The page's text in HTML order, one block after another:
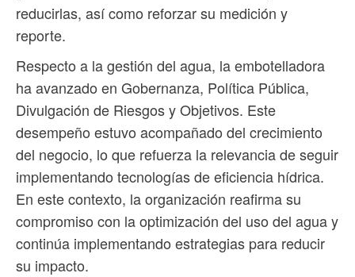
reducirlas, así como reforzar su medición y
reporte.
Respecto a la gestión del agua, la embotelladora
ha avanzado en Gobernanza, Política Pública,
Divulgación de Riesgos y Objetivos. Este
desempeño estuvo acompañado del crecimiento
del negocio, lo que refuerza la relevancia de seguir
implementando tecnologías de eficiencia hídrica.
En este contexto, la organización reafirma su
compromiso con la optimización del uso del agua y
continúa implementando estrategias para reducir
su impacto.